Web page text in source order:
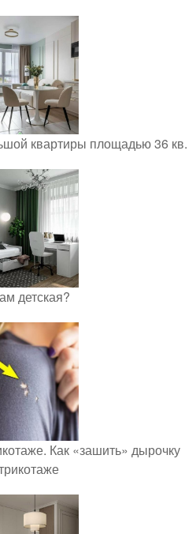
квартиры площадью 36 кв.
детская?
Как «зашить» дырочку